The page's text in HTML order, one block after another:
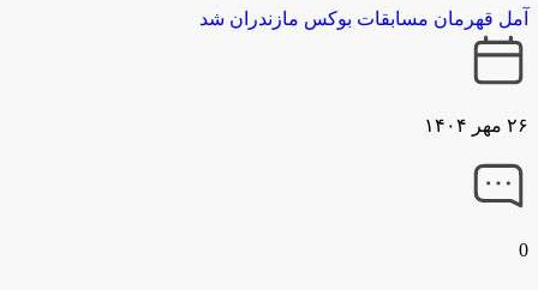
آمل قهرمان مسابقات بوکس مازندران شد
۲۶ مهر ۱۴۰۴
0